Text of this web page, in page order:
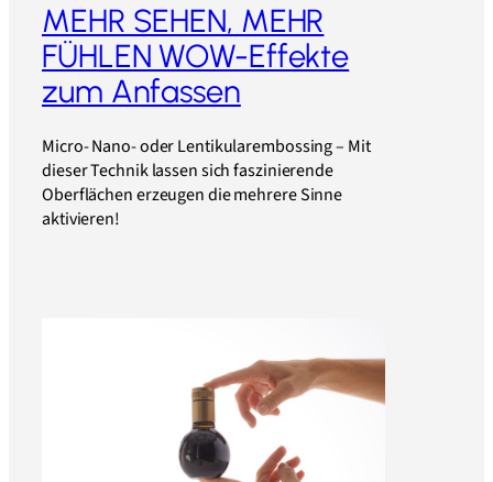
MEHR SEHEN, MEHR
FÜHLEN WOW-Effekte
zum Anfassen
Micro- Nano- oder Lentikularembossing – Mit
dieser Technik lassen sich faszinierende
Oberflächen erzeugen die mehrere Sinne
aktivieren!